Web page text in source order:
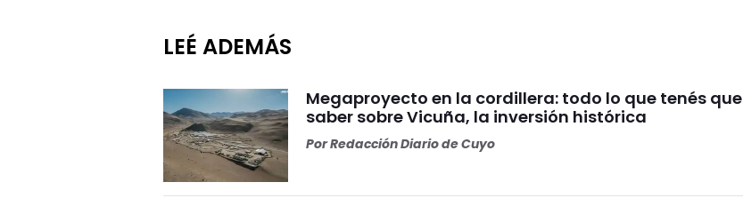
LEÉ ADEMÁS
Megaproyecto en la cordillera: todo lo que tenés que
saber sobre Vicuña, la inversión histórica
PorRedacción Diario de Cuyo